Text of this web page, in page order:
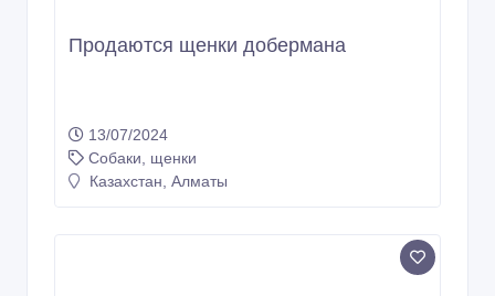
Продаются щенки добермана
13/07/2024
Собаки, щенки
Казахстан, Алматы